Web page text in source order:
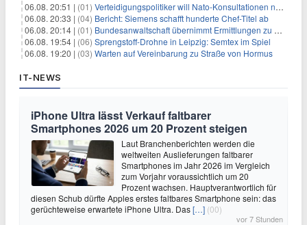
06.08. 20:51 | (01) Verteidigungspolitiker will Nato-Konsultationen nach Drohnenfund
06.08. 20:33 | (04) Bericht: Siemens schafft hunderte Chef-Titel ab
06.08. 20:14 | (01) Bundesanwaltschaft übernimmt Ermittlungen zu Drohnenvorfall
06.08. 19:54 | (06) Sprengstoff-Drohne in Leipzig: Semtex im Spiel
06.08. 19:20 | (03) Warten auf Vereinbarung zu Straße von Hormus
IT-NEWS
iPhone Ultra lässt Verkauf faltbarer
Smartphones 2026 um 20 Prozent steigen
Laut Branchenberichten werden die
weltweiten Auslieferungen faltbarer
Smartphones im Jahr 2026 im Vergleich
zum Vorjahr voraussichtlich um 20
Prozent wachsen. Hauptverantwortlich für
diesen Schub dürfte Apples erstes faltbares Smartphone sein: das
gerüchteweise erwartete iPhone Ultra. Das[…] (00)
vor 7 Stunden